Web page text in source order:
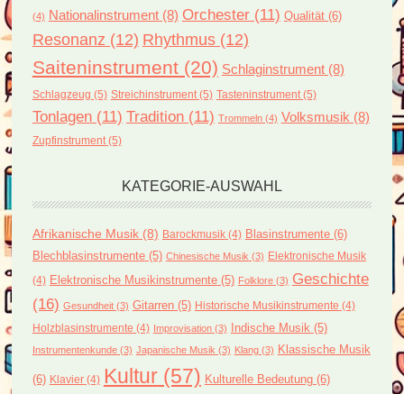
(4) Nationalinstrument(8) Orchester(11) Qualität(6)
Resonanz (12) Rhythmus(12)
Saiteninstrument(20) Schlaginstrument(8)
Schlagzeug (5) Streichinstrument(5) Tasteninstrument(5)
Tonlagen(11) Tradition(11) Trommeln(4) Volksmusik (8)
Zupfinstrument(5)
KATEGORIE-AUSWAHL
Afrikanische Musik(8) Barockmusik(4) Blasinstrumente(6)
Blechblasinstrumente(5) Chinesische Musik (3) Elektronische Musik
(4) Elektronische Musikinstrumente(5) Folklore(3) Geschichte
(16) Gesundheit(3) Gitarren(5) Historische Musikinstrumente (4)
Holzblasinstrumente (4) Improvisation(3) Indische Musik (5)
Instrumentenkunde(3) Japanische Musik (3) Klang(3) Klassische Musik
(6) Klavier(4) Kultur(57) Kulturelle Bedeutung(6)